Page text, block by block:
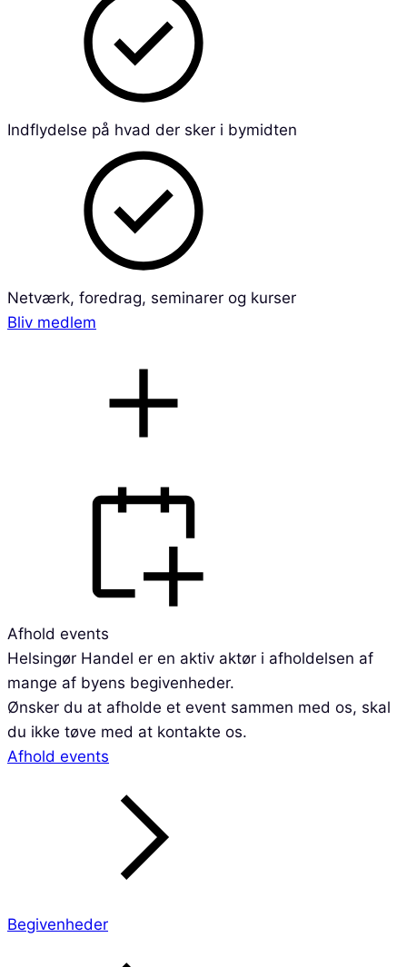
Indflydelse på hvad der sker i bymidten
Netværk, foredrag, seminarer og kurser
Bliv medlem
Afhold events
Helsingør Handel er en aktiv aktør i afholdelsen af
mange af byens begivenheder.
Ønsker du at afholde et event sammen med os, skal
du ikke tøve med at kontakte os.
Afhold events
Begivenheder